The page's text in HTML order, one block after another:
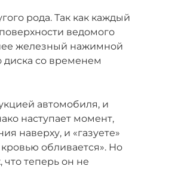
рода. Так как каждый
ведомого
железный нажимной
диска со временем
автомобиля, и
наступает момент,
наверху, и «газуете»
обливается». Но
что теперь он не